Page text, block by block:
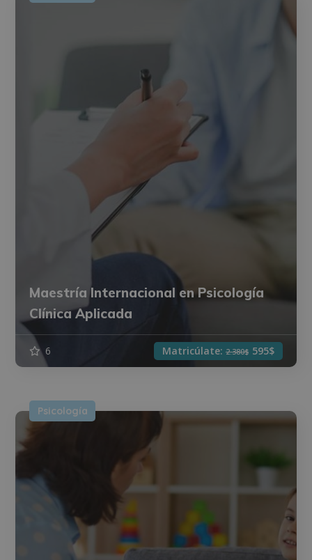
Maestría Internacional en Psicología
Clínica Aplicada
6 Matricúlate: 2.380$ 595$
Psicología